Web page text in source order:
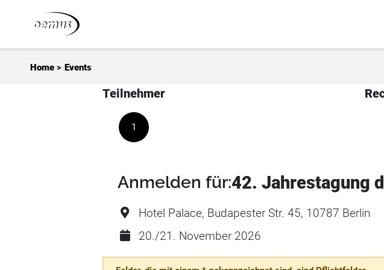
Home > Events
Teilnehmer
1
Anmelden für:42. Jahrestagung
Hotel Palace, Budapester Str. 45, 10787 Berlin
20./21. November 2026